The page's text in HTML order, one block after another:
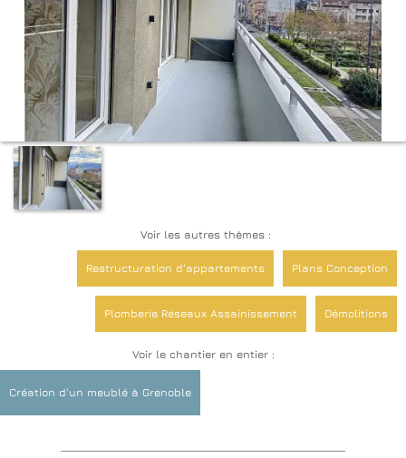
Voir le chantier en entier :
Création d'un meublé à Grenoble
Voir les autres thèmes :
Plans Conception
Restructuration d'appartements
Démolitions
Plomberie Réseaux Assainissement
Verrières: Laisser rentrer la lumière
Electricité
Décoration Revêtements Peinture